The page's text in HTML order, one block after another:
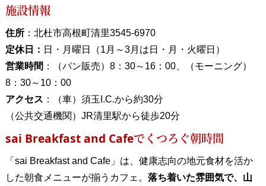
施設情報
住所：北杜市高根町清里3545-6970
定休日： 日・月曜日（1月～3月は日・月・火曜日）
営業時間 ：（パン販売）8：30～16：00、（モーニング）
8：30～10：00
アクセス ：（車）須玉I.C.から約30分
（公共交通機関）JR清里駅から徒歩20分
sai Breakfast and Cafeでくつろぐ朝時間
「sai Breakfast and Cafe」は、健康志向の地元食材を活か
した朝食メニューが揃うカフェ。 落ち着いた雰囲気で、山